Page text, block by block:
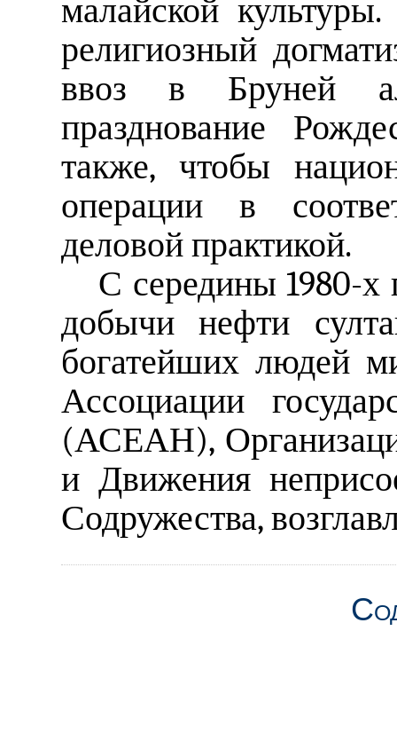
малайской
религиозный
ввоз в Бруней
празднование
также, чтобы
операции в
деловой практикой.
С середины 1980-х
добычи нефти
богатейших людей
Ассоциации
(АСЕАН),
и Движения
Содружества,